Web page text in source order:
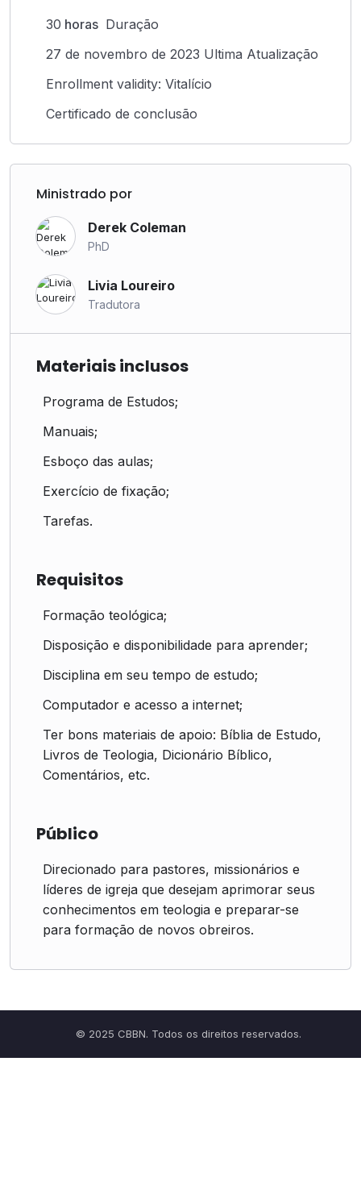
30 horas Duração
27 de novembro de 2023 Ultima Atualização
Enrollment validity: Vitalício
Certificado de conclusão
Ministrado por
Derek Coleman
PhD
Livia Loureiro
Tradutora
Materiais inclusos
Programa de Estudos;
Manuais;
Esboço das aulas;
Exercício de fixação;
Tarefas.
Requisitos
Formação teológica;
Disposição e disponibilidade para aprender;
Disciplina em seu tempo de estudo;
Computador e acesso a internet;
Ter bons materiais de apoio: Bíblia de Estudo,
Livros de Teologia, Dicionário Bíblico,
Comentários, etc.
Público
Direcionado para pastores, missionários e
líderes de igreja que desejam aprimorar seus
conhecimentos em teologia e preparar-se
para formação de novos obreiros.
© 2025 CBBN. Todos os direitos reservados.